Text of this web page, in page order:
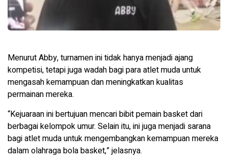
Menurut Abby, turnamen ini tidak hanya menjadi ajang
kompetisi, tetapi juga wadah bagi para atlet muda untuk
mengasah kemampuan dan meningkatkan kualitas
permainan mereka.
“Kejuaraan ini bertujuan mencari bibit pemain basket dari
berbagai kelompok umur. Selain itu, ini juga menjadi sarana
bagi atlet muda untuk mengembangkan kemampuan mereka
dalam olahraga bola basket,” jelasnya.